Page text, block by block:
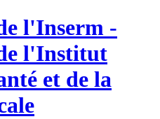
l'Inserm -
l'Institut
et de la